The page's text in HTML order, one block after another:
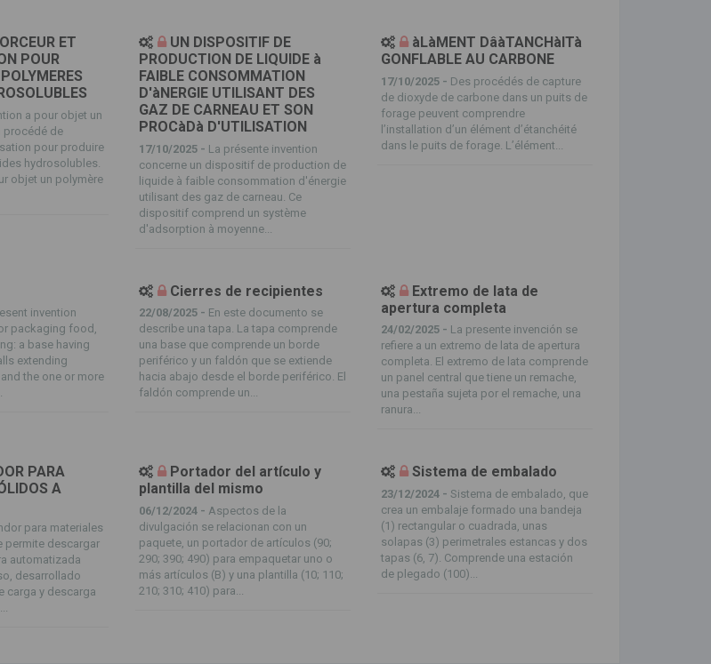
ET
POUR
a pour objet un
procédé de
pour produire
hydrosolubles.
objet un polymère
UN DISPOSITIF DE
PRODUCTION DE LIQUIDE à
FAIBLE CONSOMMATION
D'àNERGIE UTILISANT DES
GAZ DE CARNEAU ET SON
PROCàDà D'UTILISATION
17/10/2025 - La présente invention
concerne un dispositif de production de
liquide à faible consommation d'énergie
utilisant des gaz de carneau. Ce
dispositif comprend un système
d'adsorption à moyenne...
àLàMENT DâàTANCHàITà
GONFLABLE AU CARBONE
17/10/2025 - Des procédés de capture
de dioxyde de carbone dans un puits de
forage peuvent comprendre
l’installation d’un élément d’étanchéité
dans le puits de forage. L’élément...
invention
packaging food,
a base having
extending
the one or more
Cierres de recipientes
22/08/2025 - En este documento se
describe una tapa. La tapa comprende
una base que comprende un borde
periférico y un faldón que se extiende
hacia abajo desde el borde periférico. El
faldón comprende un...
Extremo de lata de
apertura completa
24/02/2025 - La presente invención se
refiere a un extremo de lata de apertura
completa. El extremo de lata comprende
un panel central que tiene un remache,
una pestaña sujeta por el remache, una
ranura...
PARA
A
para materiales
permite descargar
automatizada
desarrollado
carga y descarga
Portador del artículo y
plantilla del mismo
06/12/2024 - Aspectos de la
divulgación se relacionan con un
paquete, un portador de artículos (90;
290; 390; 490) para empaquetar uno o
más artículos (B) y una plantilla (10; 110;
210; 310; 410) para...
Sistema de embalado
23/12/2024 - Sistema de embalado, que
crea un embalaje formado una bandeja
(1) rectangular o cuadrada, unas
solapas (3) perimetrales estancas y dos
tapas (6, 7). Comprende una estación
de plegado (100)...